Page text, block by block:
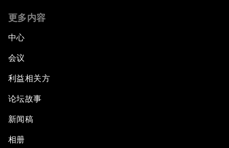
更多内容
中心
会议
利益相关方
论坛故事
新闻稿
相册